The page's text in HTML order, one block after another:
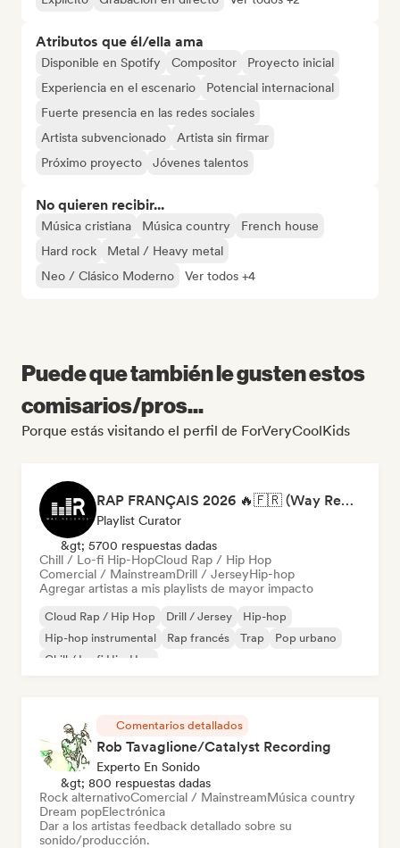
Atributos que él/ella ama
Disponible en Spotify Compositor
Proyecto inicial
Experiencia en el escenario
Potencial internacional
Fuerte presencia en las redes sociales
Artista subvencionado
Artista sin firmar
Próximo proyecto
Jóvenes talentos
No quieren recibir...
Música cristiana Música country
French house
Hard rock
Metal / Heavy metal
Neo / Clásico Moderno
Ver todos +4
Puede que también le gusten estos
comisarios/pros...
Porque estás visitando el perfil de ForVeryCoolKids
RAP FRANÇAIS 2026 🔥🇫🇷 (Way Records)
Playlist Curator
&gt; 5700 respuestas dadas
Chill / Lo-fi Hip-HopCloud Rap / Hip Hop
Comercial / MainstreamDrill / JerseyHip-hop
Agregar artistas a mis playlists de mayor impacto
Cloud Rap / Hip Hop Drill / Jersey
Hip-hop
Hip-hop instrumental
Rap francés Trap
Pop urbano
Chill / Lo-fi Hip-Hop
Comentarios detallados
Rob Tavaglione/Catalyst Recording
Experto En Sonido
&gt; 800 respuestas dadas
Rock alternativoComercial / MainstreamMúsica country
Dream popElectrónica
Dar a los artistas feedback detallado sobre su
sonido/producción.